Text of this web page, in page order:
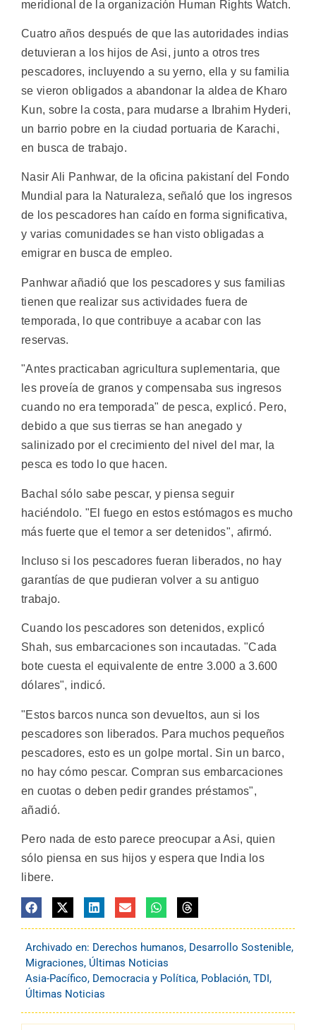
meridional de la organización Human Rights Watch.
Cuatro años después de que las autoridades indias
detuvieran a los hijos de Asi, junto a otros tres
pescadores, incluyendo a su yerno, ella y su familia
se vieron obligados a abandonar la aldea de Kharo
Kun, sobre la costa, para mudarse a Ibrahim Hyderi,
un barrio pobre en la ciudad portuaria de Karachi,
en busca de trabajo.
Nasir Ali Panhwar, de la oficina pakistaní del Fondo
Mundial para la Naturaleza, señaló que los ingresos
de los pescadores han caído en forma significativa,
y varias comunidades se han visto obligadas a
emigrar en busca de empleo.
Panhwar añadió que los pescadores y sus familias
tienen que realizar sus actividades fuera de
temporada, lo que contribuye a acabar con las
reservas.
"Antes practicaban agricultura suplementaria, que
les proveía de granos y compensaba sus ingresos
cuando no era temporada" de pesca, explicó. Pero,
debido a que sus tierras se han anegado y
salinizado por el crecimiento del nivel del mar, la
pesca es todo lo que hacen.
Bachal sólo sabe pescar, y piensa seguir
haciéndolo. "El fuego en estos estómagos es mucho
más fuerte que el temor a ser detenidos", afirmó.
Incluso si los pescadores fueran liberados, no hay
garantías de que pudieran volver a su antiguo
trabajo.
Cuando los pescadores son detenidos, explicó
Shah, sus embarcaciones son incautadas. "Cada
bote cuesta el equivalente de entre 3.000 a 3.600
dólares", indicó.
"Estos barcos nunca son devueltos, aun si los
pescadores son liberados. Para muchos pequeños
pescadores, esto es un golpe mortal. Sin un barco,
no hay cómo pescar. Compran sus embarcaciones
en cuotas o deben pedir grandes préstamos",
añadió.
Pero nada de esto parece preocupar a Asi, quien
sólo piensa en sus hijos y espera que India los
libere.
Archivado en: Derechos humanos, Desarrollo Sostenible,
Migraciones, Últimas Noticias
Asia-Pacífico, Democracia y Política, Población, TDI,
Últimas Noticias